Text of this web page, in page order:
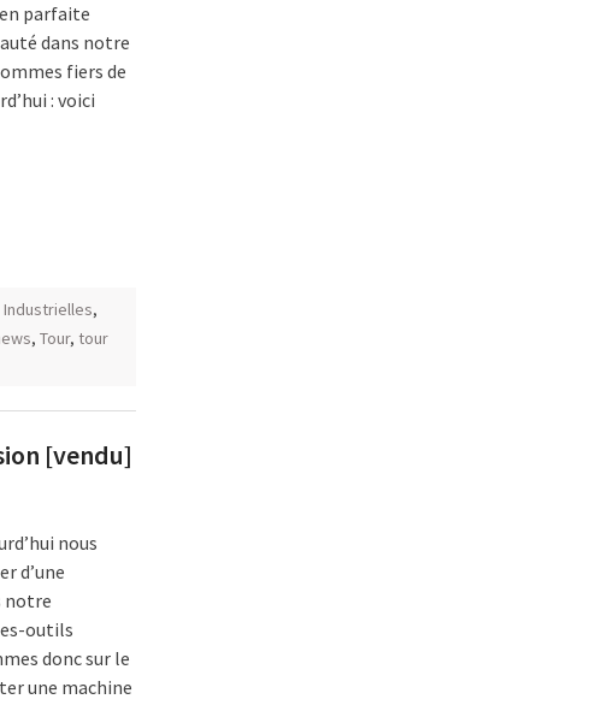
parfaite
dans notre
fiers de
: voici
Industrielles,
, Tour, tour
[vendu]
nous
d’une
notre
outils
donc sur le
une machine